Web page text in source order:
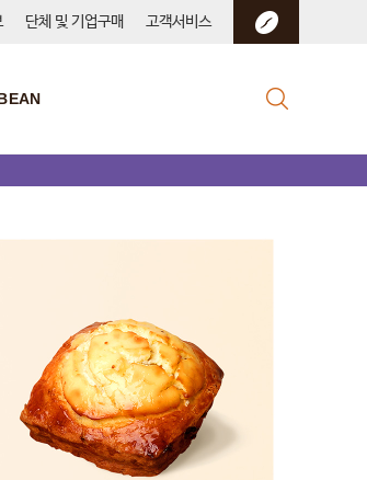
단체 및 기업구매 고객서비스